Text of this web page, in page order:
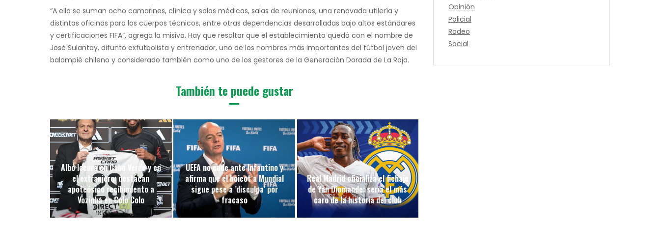
“A ello se suman ocho camarines, clínica y salas médicas, salas de reuniones, una renovada utilería y
distintas oficinas para los cuerpos técnicos, entre otras dependencias desarrolladas bajo altos estándares
y certificaciones FIFA”, agrega la misiva. Hay que resaltar que el establecimiento quedó con el nombre de
José Sulantay, difunto exfutbolista y entrenador, uno de los nombres más importantes del fútbol joven del
balompié chileno y considerado también como uno de los gestores de la Generación Dorada de La Roja.
También te puede gustar
Albo locura en Cabo Verde y en
el extranjero: destacan
apoteósico recibimiento a
Vozinha en Colo Colo
UEFA no cede ante Infantino y
afirma que el boicot a Mundial
sigue pese a ’disculpa’ por
fracaso
Real Madrid oficializa el fichaje
de Yan Diomande: sería el más
caro de la historia del club
Opinión
Policial
Rodeo
Social